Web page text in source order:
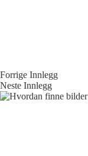
Forrige Innlegg
Neste Innlegg